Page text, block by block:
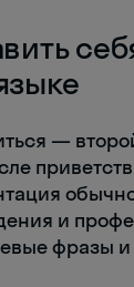
—
и
фразы и